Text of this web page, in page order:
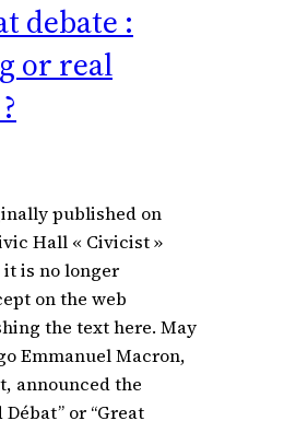
debate :
or real
published on
Hall « Civicist »
is no longer
on the web
the text here. May
Emmanuel Macron,
announced the
or “Great